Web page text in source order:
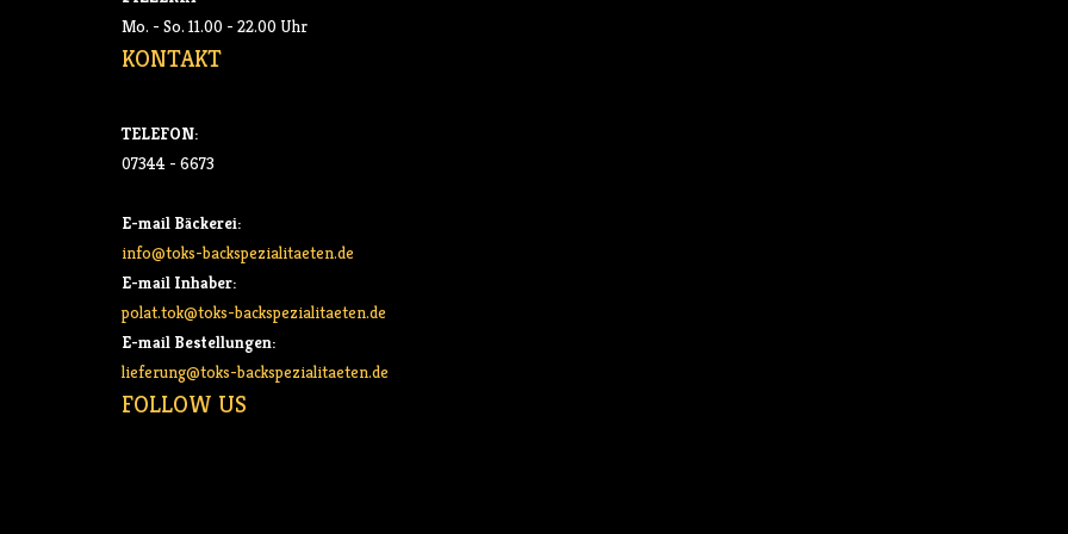
Mo. - So. 11.00 - 22.00 Uhr
KONTAKT
TELEFON:
07344 - 6673
E-mail Bäckerei:
info@toks-backspezialitaeten.de
E-mail Inhaber:
polat.tok@toks-backspezialitaeten.de
E-mail Bestellungen:
lieferung@toks-backspezialitaeten.de
FOLLOW US